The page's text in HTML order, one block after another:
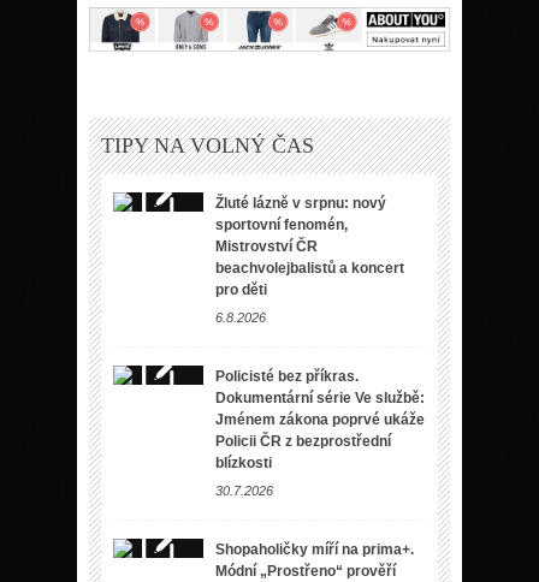
TIPY NA VOLNÝ ČAS
Žluté lázně v srpnu: nový
sportovní fenomén,
Mistrovství ČR
beachvolejbalistů a koncert
pro děti
6.8.2026
Policisté bez příkras.
Dokumentární série Ve službě:
Jménem zákona poprvé ukáže
Policii ČR z bezprostřední
blízkosti
30.7.2026
Shopaholičky míří na prima+.
Módní „Prostřeno“ prověří